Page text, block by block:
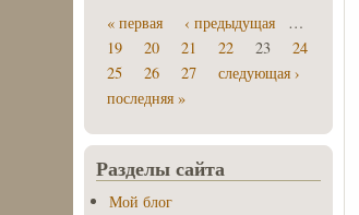
« первая ‹ предыдущая
…
19
20 21 22 23
24
25
26 27
следующая ›
последняя »
Разделы сайта
Мой блог